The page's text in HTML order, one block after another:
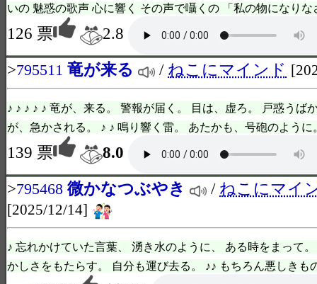
いの 魅惑の歌声 心に響く その声で囁くの 「私の物になりな
126 票
2.8
>795511 竜が来る / ねこにマインド
♪ ♪ ♪ ♪ ♪ 竜が、来る。 警報が届く。 目は、虚ろ。 戸惑うば
が、急かされる。 ♪ ♪ 鳴り響く雷。 あたかも、号砲のように
139 票
8.0
>795468 微かなつぶやき / ねこにマイ
[2025/12/14]
♪ 忘れかけていた言葉、 湧き水のように、 ある時をまって
かしさをもたらす。 自分も運び去る。 ♪♪ もちろん悪しきも